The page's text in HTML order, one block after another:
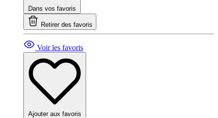
Dans vos favoris
Retirer des favoris
Voir les favoris
Ajouter aux favoris